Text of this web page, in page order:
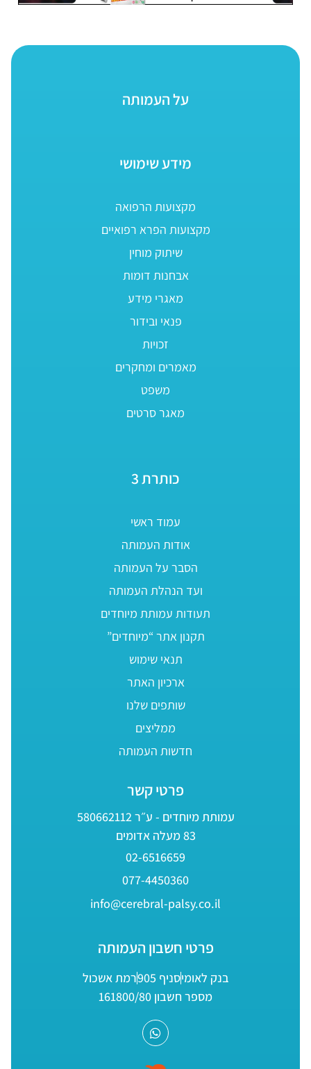
על העמותה
מידע שימושי
מקצועות הרפואה
מקצועות הפרא רפואיים
שיתוק מוחין
אבחנות דומות
מאגרי מידע
פנאי ובידור
זכויות
מאמרים ומחקרים
משפט
מאגר סרטים
כותרת 3
עמוד ראשי
אודות העמותה
הסבר על העמותה
ועד הנהלת העמותה
תעודות עמותת מיוחדים
תקנון אתר “מיוחדים”
תנאי שימוש
ארכיון האתר
שותפים שלנו
ממליצים
חדשות העמותה
פרטי קשר
עמותת מיוחדים - ע״ר 580662112
83 מעלה אדומים
02-6516659
077-4450360
info@cerebral-palsy.co.il
פרטי חשבון העמותה
בנק לאומיסניף 905
רמת אשכול
מספר חשבון 161800/80